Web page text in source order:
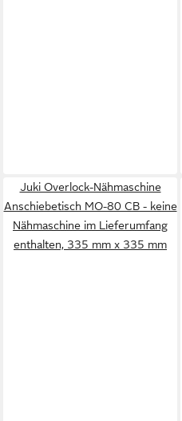
Juki Overlock-Nähmaschine
Anschiebetisch MO-80 CB - keine
Nähmaschine im Lieferumfang
enthalten, 335 mm x 335 mm